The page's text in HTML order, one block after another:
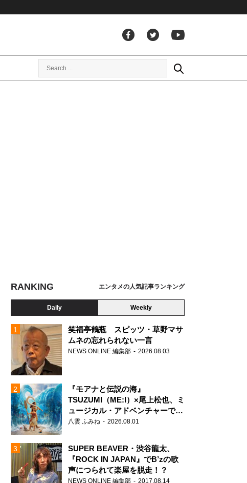
RANKING エンタメの人気記事ランキング
Daily Weekly
笑福亭鶴瓶 スピッツ・草野マサ
ムネの忘れられない一言
NEWS ONLINE 編集部 2026.08.03
『モアナと伝説の海』
TSUZUMI（ME:I）×尾上松也、ミ
ュージカル・アドベンチャーで美
声を響かせる
八雲 ふみね 2026.08.01
SUPER BEAVER・渋谷龍太、
『ROCK IN JAPAN』でB’zの歌
声につられて楽屋を脱走！？
NEWS ONLINE 編集部 2017.08.14